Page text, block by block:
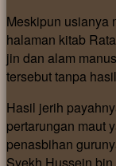
Meskipun usianya
halaman kitab
jin dan alam
tersebut tanpa
Hasil jerih
pertarungan maut
penasbihan
Syekh Hussein